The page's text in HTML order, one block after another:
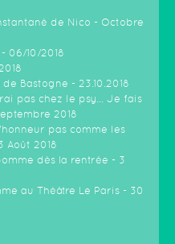
de Nico - Octobre
06/10/2018
Bastogne - 23.10.2018
pas chez le psy... Je fais
2018
pas comme les
Août 2018
dès la rentrée - 3
au Théâtre Le Paris - 30